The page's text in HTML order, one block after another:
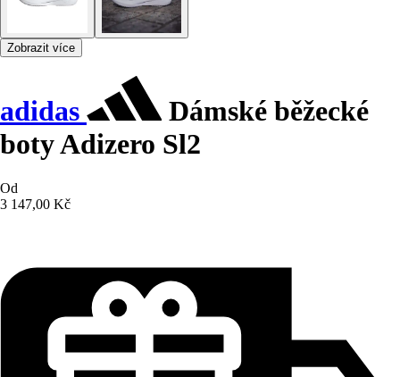
Zobrazit více
adidas
Dámské běžecké
boty Adizero Sl2
Od
3 147,00 Kč